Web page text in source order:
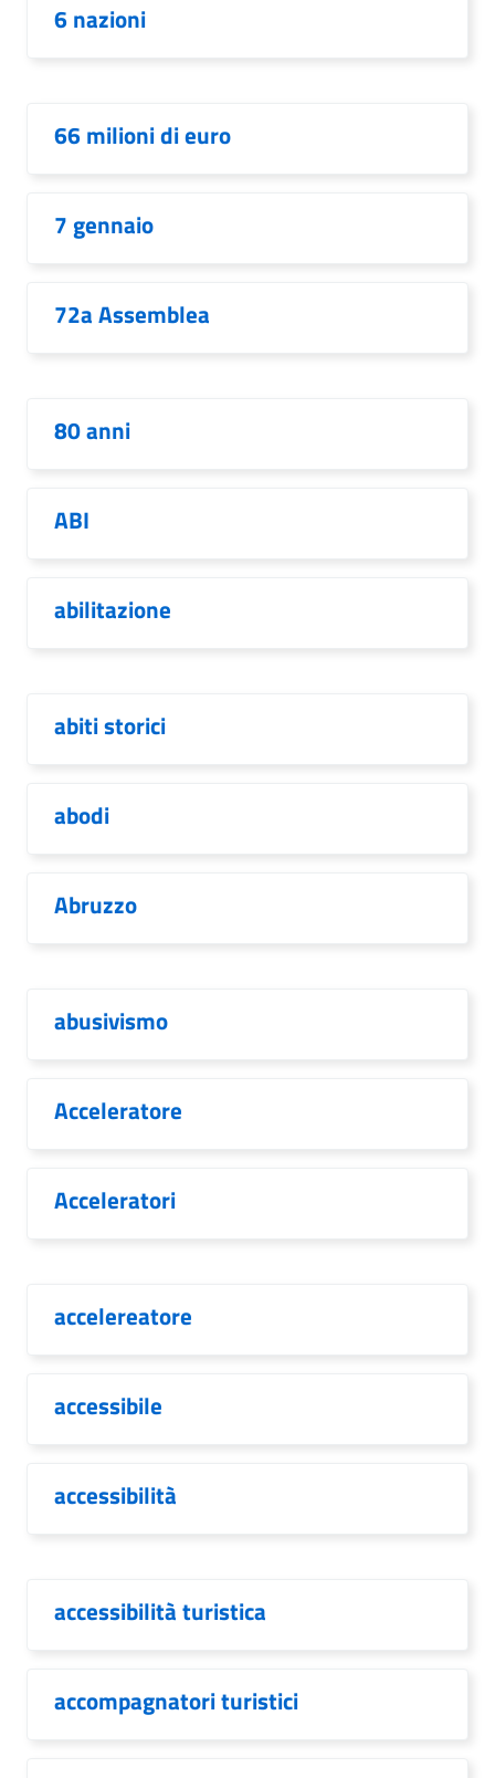
6 nazioni
66 milioni di euro
7 gennaio
72a Assemblea
80 anni
ABI
abilitazione
abiti storici
abodi
Abruzzo
abusivismo
Acceleratore
Acceleratori
accelereatore
accessibile
accessibilità
accessibilità turistica
accompagnatori turistici